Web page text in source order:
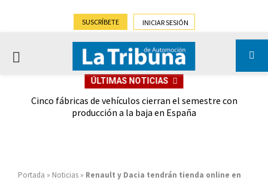
SUSCRÍBETE INICIAR SESIÓN
PRIMARY
ÚLTIMAS NOTICIAS
Cinco fábricas de vehículos cierran el semestre con
producción a la baja en España
Portada » Noticias » Renault y Dacia tendrán tienda online en